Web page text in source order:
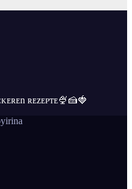
ʀᴇᴢᴇᴘᴛᴇ🍨🍰🍓